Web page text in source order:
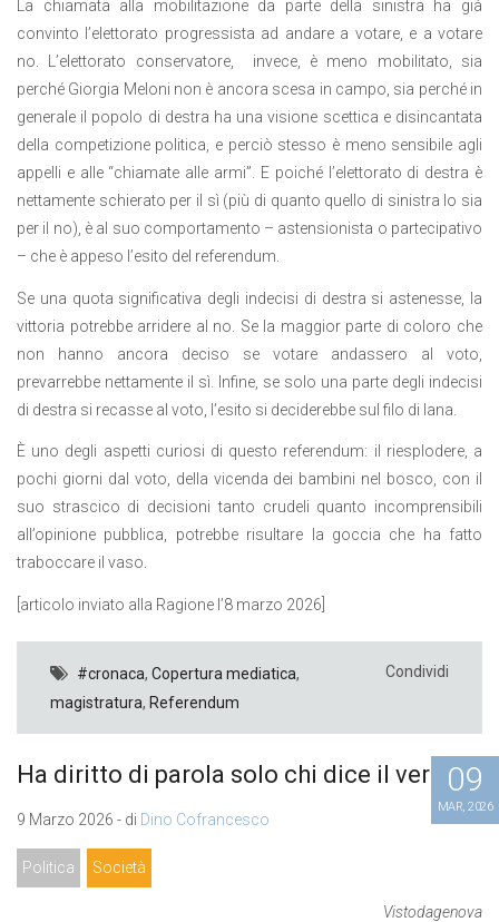
La chiamata alla mobilitazione da parte della sinistra ha già
convinto l’elettorato progressista ad andare a votare, e a votare
no. L’elettorato conservatore,
invece, è meno mobilitato, sia
perché Giorgia Meloni non è ancora scesa in campo, sia perché in
generale il popolo di destra ha una visione scettica e disincantata
della competizione politica, e perciò stesso è meno sensibile agli
appelli e alle “chiamate alle armi”. E poiché l’elettorato di destra è
nettamente schierato per il sì (più di quanto quello di sinistra lo sia
per il no), è al suo comportamento – astensionista o partecipativo
– che è appeso l’esito del referendum.
Se una quota significativa degli indecisi di destra si astenesse, la
vittoria potrebbe arridere al no. Se la maggior parte di coloro che
non hanno ancora deciso se votare andassero al voto,
prevarrebbe nettamente il sì. Infine, se solo una parte degli indecisi
di destra si recasse al voto, l’esito si deciderebbe sul filo di lana.
È uno degli aspetti curiosi di questo referendum: il riesplodere, a
pochi giorni dal voto, della vicenda dei bambini nel bosco, con il
suo strascico di decisioni tanto crudeli quanto incomprensibili
all’opinione pubblica, potrebbe risultare la goccia che ha fatto
traboccare il vaso.
[articolo inviato alla Ragione l’8 marzo 2026]
#cronaca, Copertura mediatica,
magistratura, Referendum
Condividi
09
MAR, 2026
Ha diritto di parola solo chi dice il vero?
9 Marzo 2026 - di Dino Cofrancesco
Politica Società
Vistodagenova